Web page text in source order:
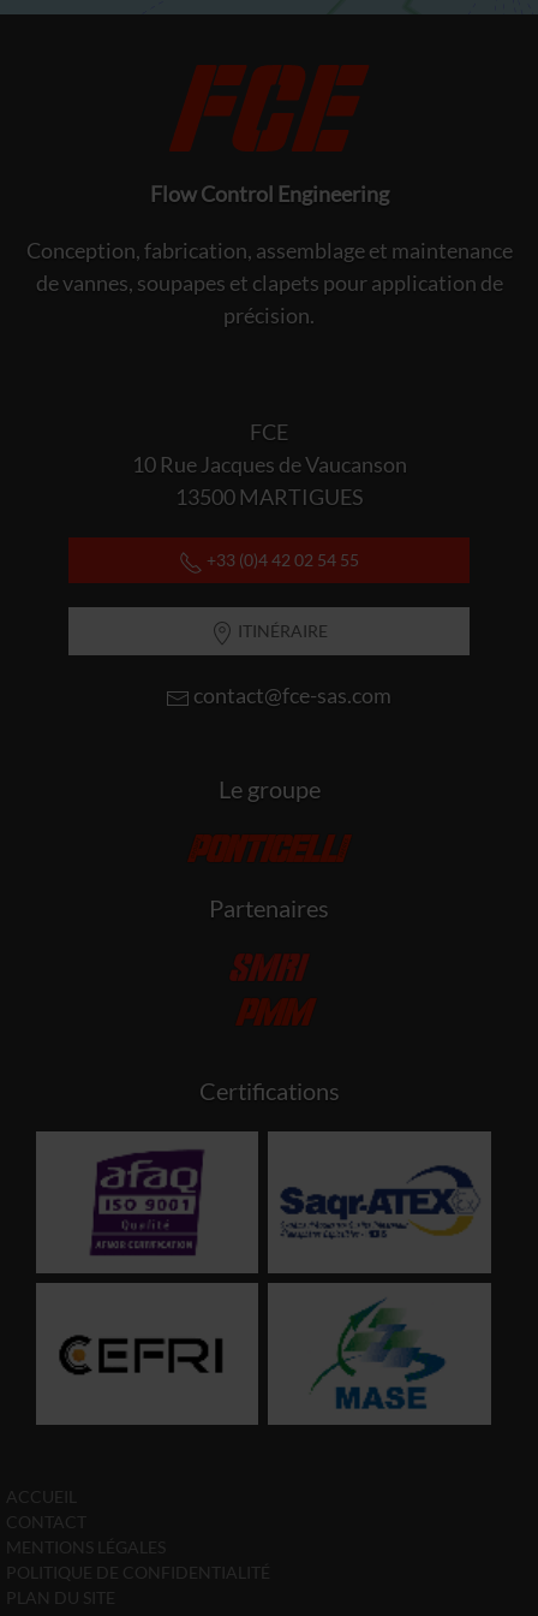
Flow Control Engineering
Conception, fabrication, assemblage et maintenance
de vannes, soupapes et clapets pour application de
précision.
FCE
10 Rue Jacques de Vaucanson
13500 MARTIGUES
+33 (0)4 42 02 54 55
ITINÉRAIRE
contact@fce-sas.com
Le groupe
Partenaires
Certifications
ACCUEIL
CONTACT
MENTIONS LÉGALES
POLITIQUE DE CONFIDENTIALITÉ
PLAN DU SITE